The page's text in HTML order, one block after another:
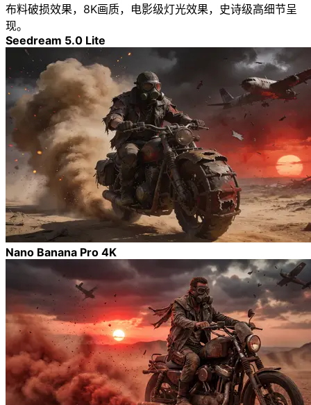
布料破损效果，8K画质，电影级灯光效果，史诗级高细节呈
现。
Seedream 5.0 Lite
Nano Banana Pro 4K